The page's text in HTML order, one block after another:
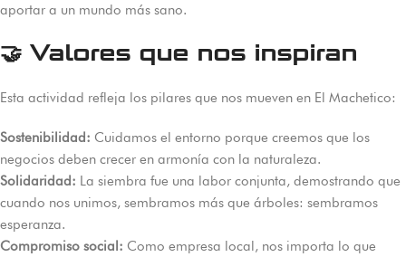
aportar a un mundo más sano.
🤝 Valores que nos inspiran
Esta actividad refleja los pilares que nos mueven en El Machetico:
Sostenibilidad: Cuidamos el entorno porque creemos que los
negocios deben crecer en armonía con la naturaleza.
Solidaridad: La siembra fue una labor conjunta, demostrando que
cuando nos unimos, sembramos más que árboles: sembramos
esperanza.
Compromiso social: Como empresa local, nos importa lo que